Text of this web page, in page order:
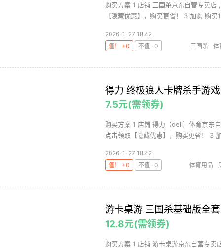
购买方案 1 店铺 三国杀京东自营专卖
【隐藏优惠】，购买更省！ 3 加购 购买
2026-1-27 18:42
值！ +0
不值 -0 三国杀 体
得力 终极狼人卡牌杀手游
7.5元(需领券)
购买方案 1 店铺 得力（deli）体育京东
点击领取【隐藏优惠】，购买更省！ 3
2026-1-27 18:42
值！ +0
不值 -0 体育用品
游卡桌游 三国杀基础版全
12.8元(需领券)
购买方案 1 店铺 游卡桌游京东自营专